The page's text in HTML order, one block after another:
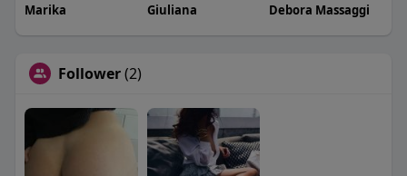
Marika Giuliana Debora Massaggi
Follower(2)